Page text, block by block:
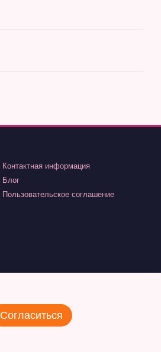
Контактная информация
Блог
Пользовательское соглашение
Согласиться